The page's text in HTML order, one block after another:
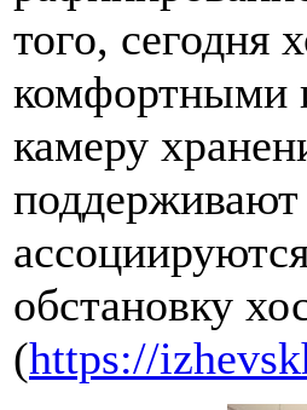
того, сегодня
комфортными
камеру
поддерживают
обстановку
(https://